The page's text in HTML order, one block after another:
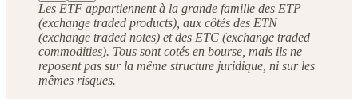
Les ETF appartiennent à la grande famille des ETP
(exchange traded products), aux côtés des ETN
(exchange traded notes) et des ETC (exchange traded
commodities). Tous sont cotés en bourse, mais ils ne
reposent pas sur la même structure juridique, ni sur les
mêmes risques.